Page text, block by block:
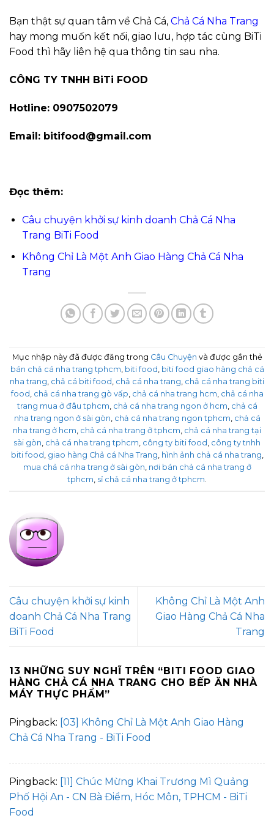
Bạn thật sự quan tâm về Chả Cá, Chả Cá Nha Trang
hay mong muốn kết nối, giao lưu, hợp tác cùng BiTi
Food thì hãy liên hệ qua thông tin sau nha.
CÔNG TY TNHH BiTi FOOD
Hotline: 0907502079
Email: bitifood@gmail.com
Đọc thêm:
Câu chuyện khởi sự kinh doanh Chả Cá Nha
Trang BiTi Food
Không Chỉ Là Một Anh Giao Hàng Chả Cá Nha
Trang
Mục nhập này đã được đăng trong Câu Chuyện và được gắn thẻ
bán chả cá nha trang tphcm, biti food , biti food giao hàng chả cá
nha trang, chả cá biti food , chả cá nha trang, chả cá nha trang biti
food , chả cá nha trang gò vấp, chả cá nha trang hcm, chả cá nha
trang mua ở đâu tphcm, chả cá nha trang ngon ở hcm, chả cá
nha trang ngon ở sài gòn, chả cá nha trang ngon tphcm, chả cá
nha trang ở hcm, chả cá nha trang ở tphcm, chả cá nha trang tại
sài gòn, chả cá nha trang tphcm, công ty biti food , công ty tnhh
biti food , giao hàng Chả cá Nha Trang, hình ảnh chả cá nha trang,
mua chả cá nha trang ở sài gòn, nơi bán chả cá nha trang ở
tphcm, sỉ chả cá nha trang ở tphcm.
Câu chuyện khởi sự kinh
doanh Chả Cá Nha Trang
BiTi Food
Không Chỉ Là Một Anh
Giao Hàng Chả Cá Nha
Trang
13 NHỮNG SUY NGHĨ TRÊN “BITI FOOD GIAO
HÀNG CHẢ CÁ NHA TRANG CHO BẾP ĂN NHÀ
MÁY THỰC PHẨM”
Pingback: [03] Không Chỉ Là Một Anh Giao Hàng
Chả Cá Nha Trang - BiTi Food
Pingback: [11] Chúc Mừng Khai Trương Mì Quảng
Phố Hội An - CN Bà Điểm, Hóc Môn, TPHCM - BiTi
Food